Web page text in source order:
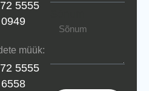
5555
0949
müük:
5555
6558